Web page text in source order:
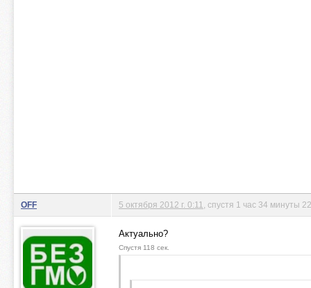
OFF 5 октября 2012 г. 0:11 , спустя 1 час 34 минуты
Актуально?
Спустя 118 сек.